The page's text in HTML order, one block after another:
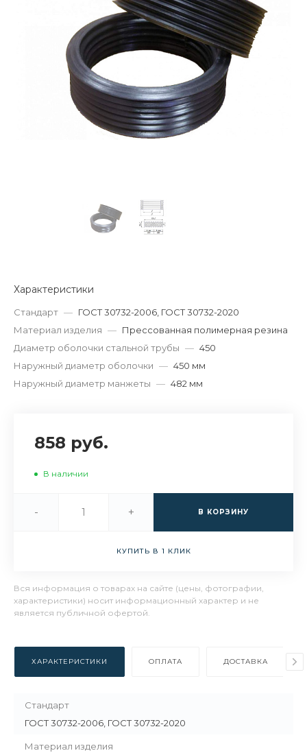
Характеристики
Стандарт — ГОСТ 30732-2006, ГОСТ 30732-2020
Материал изделия — Прессованная полимерная резина
Диаметр оболочки стальной трубы — 450
Наружный диаметр оболочки — 450 мм
Наружный диаметр манжеты — 482 мм
858 руб.
В наличии
- + В КОРЗИНУ
КУПИТЬ В 1 КЛИК
Вся информация о товарах на сайте (цены, фотографии,
характеристики) носит информационный характер и не
является публичной офертой.
ХАРАКТЕРИСТИКИ ОПЛАТА ДОСТАВКА
Стандарт
ГОСТ 30732-2006, ГОСТ 30732-2020
Материал изделия